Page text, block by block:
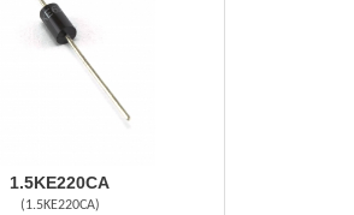
1.5KE220CA
(1.5KE220CA)